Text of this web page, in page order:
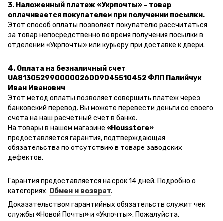
3. Наложенный платеж «Укрпочты» - товар
оплачивается покупателем при получении посылки.
Этот способ оплаты позволяет покупателю рассчитаться
за товар непосредственно во время получения посылки в
отделении «Укрпочты» или курьеру при доставке к двери.
4. Оплата на безналичный счет
UA813052990000026009045510452 ФЛП Палийчук
Иван Иванович
Этот метод оплаты позволяет совершить платеж через
банковский перевод. Вы можете перевести деньги со своего
счета на наш расчетный счет в банке.
На товары в нашем магазине «Housstore»
предоставляется гарантия, подтверждающая
обязательства по отсутствию в товаре заводских
дефектов.
Гарантия предоставляется на срок 14 дней. Подробно о
категориях: Обмен и возврат.
Доказательством гарантийных обязательств служит чек
службы «Новой Почты»и «Укпочты». Пожалуйста,